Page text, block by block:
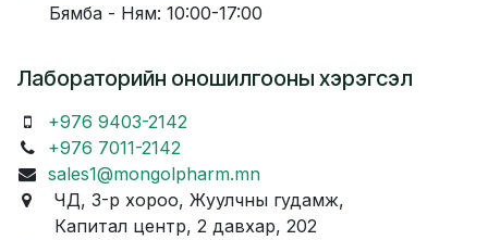
Бямба - Ням: 10:00-17:00
Лабораторийн оношилгооны хэрэгсэл
+976 9403-2142
+976 7011-2142
sales1@mongolpharm.mn
ЧД, 3-р хороо, Жуулчны гудамж,
Капитал центр, 2 давхар, 202